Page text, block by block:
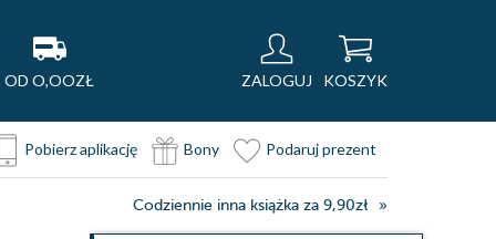
OD O,OOZŁ ZALOGUJ KOSZYK
Pobierz aplikację Bony Podaruj prezent
Codziennie inna książka za 9,90zł